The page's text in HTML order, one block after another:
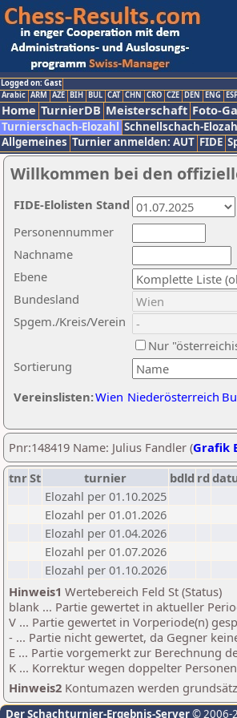
Logged on: Gast
Arabic ARM AZE BIH BUL CAT CHN CRO CZE DEN ENG
Home TurnierDB Meisterschaft Foto-
Turnierschach-Elozahl Schnellschach-
Allgemeines Turnier anmelden: AUT FIDE
Willkommen bei den
Nachname
Ebene
Sortierung
Personennummer
Bundesland
Spgem./Kreis/Verein
Nur
Vereinslisten:Wien Niederösterreich
FIDE-Elolisten Stand
Pnr:148419 Name: Julius Fandler (Grafik
tnrSt turnier bdld rd
Elozahl per 01.10.2025
Elozahl per 01.01.2026
Elozahl per 01.04.2026
Elozahl per 01.07.2026
Elozahl per 01.10.2026
Hinweis1 Wertebereich Feld St (Status)
blank ... Partie gewertet in aktueller
V ... Partie gewertet in Vorperiode(n)
- ... Partie nicht gewertet, da Gegner
E ... Partie vorgemerkt zur Berechnung
K ... Korrektur wegen doppelter
Hinweis2 Kontumazen werden
Der Schachturnier-Ergebnis-Server© 2006-